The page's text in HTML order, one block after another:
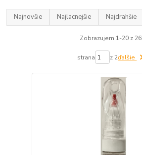
Najnovšie Najlacnejšie Najdrahšie
Zobrazujem 1-20 z 26
strana z 2ďalšie